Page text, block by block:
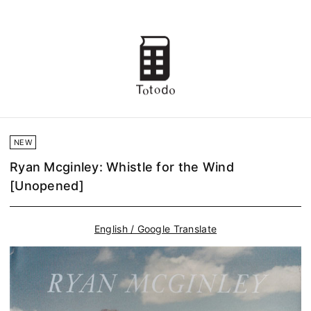
NEW
Ryan Mcginley: Whistle for the Wind
[Unopened]
English / Google Translate